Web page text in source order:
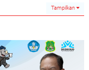
Tampilkan